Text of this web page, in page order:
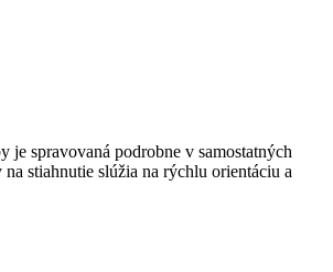
je spravovaná podrobne v samostatných
stiahnutie slúžia na rýchlu orientáciu a